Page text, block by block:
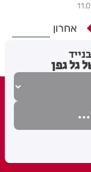
אחרון
גל גפן